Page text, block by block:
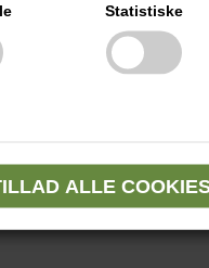
Statistiske